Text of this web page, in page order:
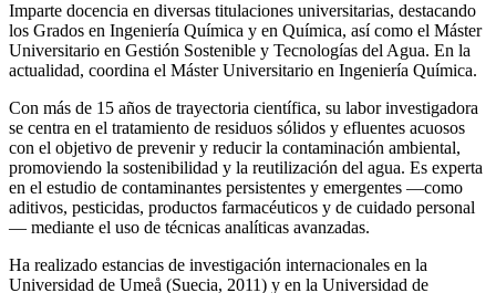
Imparte docencia en diversas titulaciones universitarias, destacando
los Grados en Ingeniería Química y en Química, así como el Máster
Universitario en Gestión Sostenible y Tecnologías del Agua. En la
actualidad, coordina el Máster Universitario en Ingeniería Química.
Con más de 15 años de trayectoria científica, su labor investigadora
se centra en el tratamiento de residuos sólidos y efluentes acuosos
con el objetivo de prevenir y reducir la contaminación ambiental,
promoviendo la sostenibilidad y la reutilización del agua. Es experta
en el estudio de contaminantes persistentes y emergentes —como
aditivos, pesticidas, productos farmacéuticos y de cuidado personal
— mediante el uso de técnicas analíticas avanzadas.
Ha realizado estancias de investigación internacionales en la
Universidad de Umeå (Suecia, 2011) y en la Universidad de